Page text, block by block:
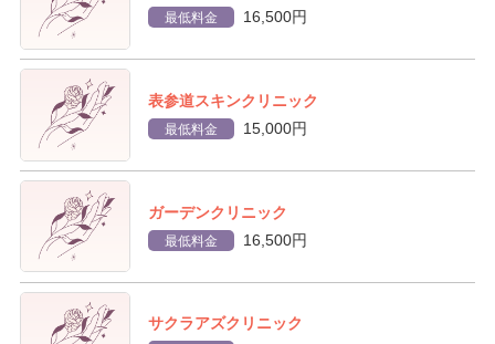
最低料金 16,500円
表参道スキンクリニック
最低料金 15,000円
ガーデンクリニック
最低料金 16,500円
サクラアズクリニック